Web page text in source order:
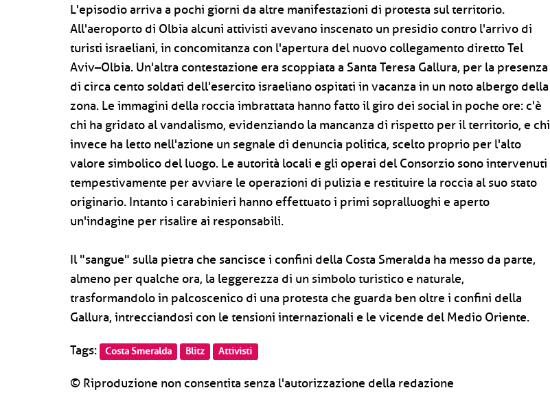
L'episodio arriva a pochi giorni da altre manifestazioni di protesta sul territorio.
All'aeroporto di Olbia alcuni attivisti avevano inscenato un presidio contro l'arrivo di
turisti israeliani, in concomitanza con l'apertura del nuovo collegamento diretto Tel
Aviv–Olbia. Un'altra contestazione era scoppiata a Santa Teresa Gallura, per la presenza
di circa cento soldati dell'esercito israeliano ospitati in vacanza in un noto albergo della
zona. Le immagini della roccia imbrattata hanno fatto il giro dei social in poche ore: c'è
chi ha gridato al vandalismo, evidenziando la mancanza di rispetto per il territorio, e chi
invece ha letto nell'azione un segnale di denuncia politica, scelto proprio per l'alto
valore simbolico del luogo. Le autorità locali e gli operai del Consorzio sono intervenuti
tempestivamente per avviare le operazioni di pulizia e restituire la roccia al suo stato
originario. Intanto i carabinieri hanno effettuato i primi sopralluoghi e aperto
un'indagine per risalire ai responsabili.
Il "sangue" sulla pietra che sancisce i confini della Costa Smeralda ha messo da parte,
almeno per qualche ora, la leggerezza di un simbolo turistico e naturale,
trasformandolo in palcoscenico di una protesta che guarda ben oltre i confini della
Gallura, intrecciandosi con le tensioni internazionali e le vicende del Medio Oriente.
Tags: Costa Smeralda Blitz Attivisti
© Riproduzione non consentita senza l'autorizzazione della redazione